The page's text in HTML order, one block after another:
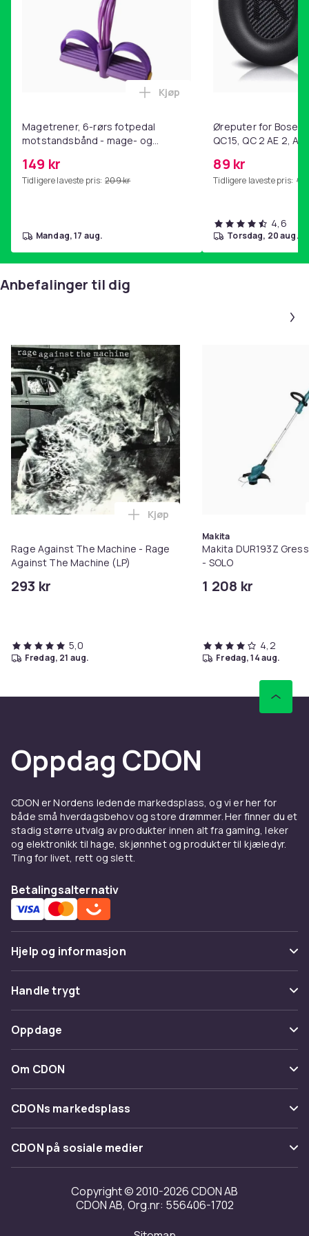
Enheter i pakken: 2
Artikkel nr.
f28fcac2-aa24-4437-a397-e79ab7d76d3a
Produktsikkerhetsinformasjon
Magetrener, 6-rørs fotpedal
motstandsbånd - mage- og
hjemmegymnastikk Purple
149 kr
Tidligere laveste pris: 209 kr
Legg Magetrener, 6-rørs
Kjøp
mandag, 17 aug.
Øreputer for Bose
QC15, QC 2 AE 2, AE
89 kr
Tidligere laveste pris: 99
4,6
torsdag, 20 aug.
Anbefalinger til dig
Rage Against The Machine - Rage
Against The Machine (LP)
293 kr
Legg Rage Against The
Kjøp
5,0
fredag, 21 aug.
Makita
Makita DUR193Z
- SOLO
1 208 kr
4,2
fredag, 14 aug.
Oppdag CDON
CDON er Nordens ledende markedsplass, og vi er her for
både små hverdagsbehov og store drømmer. Her finner du et
stadig større utvalg av produkter innen alt fra gaming, leker
og elektronikk til hage, skjønnhet og produkter til kjæledyr.
Ting for livet, rett og slett.
Betalingsalternativ
Hjelp og informasjon
Vanlige spørsmål
Spor pakke
Angre & returner her
Kontakt oss
Handle trygt
Betaling
Levering
Tilbakekallinger
Oppdage
Kategorier
Varemerker
Om CDON
Om oss
Kundeanmeldelser
Jobbe på CDON
Investor relations
Tilgjengelighet
CDONs markedsplass
Merchant Help Center
CDON på sosiale medier
Copyright © 2010-2026 CDON AB
CDON AB, Org.nr: 556406-1702